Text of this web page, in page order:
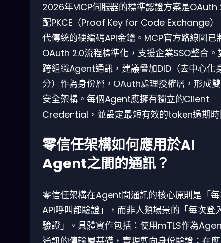
2026年MCP伺服器的標準認證方案是OAuth
配PKCE（Proof Key for Code Exchange）
代傳統的硬編碼API金鑰。MCP官方路線圖已
OAuth 2.0流程標準化，支援企業SSO整合。
跨組織Agent通訊，建議疊加DID（去中心化
分）作為身份層，OAuth處理授權層，形成
安全架構。每個Agent應擁有獨立的Client
Credential，並設定最短有效的token過期
零信任架構如何應用於AI
Agent之間的通訊？
零信任架構在Agent間通訊的核心原則是「
API呼叫都驗證」，而非人類場景的「每次登
驗證」。具體實作包括：使用mTLS作為